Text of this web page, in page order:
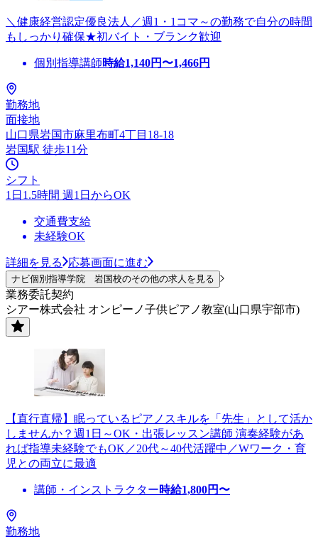
＼健康経営認定優良法人／週1・1コマ～の勤務で自分の時間
もしっかり確保★初バイト・ブランク歓迎
個別指導講師時給1,140円〜1,466円
勤務地
面接地
山口県岩国市麻里布町4丁目18-18
岩国駅 徒歩11分
シフト
1日1.5時間 週1日からOK
交通費支給
未経験OK
詳細を見る 応募画面に進む
ナビ個別指導学院 岩国校のその他の求人を見る
業務委託契約
シアー株式会社 オンピーノ子供ピアノ教室(山口県宇部市)
【直行直帰】眠っているピアノスキルを「先生」として活か
しませんか？週1日～OK・出張レッスン講師 演奏経験があ
れば指導未経験でもOK／20代～40代活躍中／Wワーク・育
児との両立に最適
講師・インストラクター時給1,800円〜
勤務地